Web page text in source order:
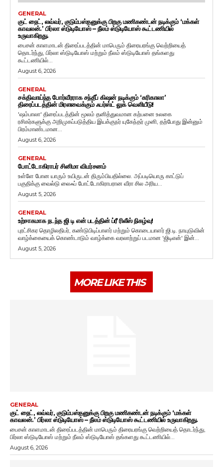
GENERAL
குட் நைட், லவ்வர், குடும்பஸ்தனுக்கு பிறகு மணிகண்டன் நடிக்கும் ‘மக்கள்
காவலன்.’ பிர்லா ஸ்டுடியோஸ் – நீலம் ஸ்டுடியோஸ் கூட்டணியில்
உருவாகிறது.
பைசன் காளமாடன் திரைப்படத்தின் மாபெரும் திரையரங்கு வெற்றியைத்
தொடர்ந்து, பிர்லா ஸ்டுடியோஸ் மற்றும் நீலம் ஸ்டுடியோஸ் தங்களது
கூட்டணியில்...
August 6, 2026
GENERAL
சக்திவாய்ந்த போர்வீரராக சந்தீப் கிஷன் நடிக்கும் ‘கரிகாலா’
திரைப்படத்தின் மிரளவைக்கும் ஃபர்ஸ்ட் லுக் வெளியீடு!
'ஷம்பாலா' திரைப்படத்தின் மூலம் தனித்துவமான கற்பனை உலகை
ரசிகர்களுக்கு அறிமுகப்படுத்திய இயக்குநர் யுகேந்தர் முனி, தற்போது இன்னும்
பிரம்மாண்டமான...
August 6, 2026
GENERAL
போட்டோகிராபர் சினிமா விமர்சனம்
உள்ளே போன யாரும் உயிருடன் திரும்பியதில்லை. அப்படியொரு காட்டுப்
பகுதிக்கு வைல்டு லைஃப் போட்டோகிராபரான வீரா சில அரிய...
August 5, 2026
GENERAL
உற்சாகமாக நடந்த ஜி டி என் படத்தின் ப்ரீ ரிலீஸ் நிகழ்வு!
புரட்சிகர தொழிலதிபர், கண்டுபிடிப்பாளர் மற்றும் கொடையாளர் ஜி.டி. நாயுடுவின்
வாழ்க்கையைக் கொண்டாடும் வாழ்க்கை வரலாற்றுப் படமான 'ஜிடிஎன்' இன்...
August 5, 2026
MORE LIKE THIS
GENERAL
குட் நைட், லவ்வர், குடும்பஸ்தனுக்கு பிறகு மணிகண்டன் நடிக்கும் ‘மக்கள்
காவலன்.’ பிர்லா ஸ்டுடியோஸ் – நீலம் ஸ்டுடியோஸ் கூட்டணியில் உருவாகிறது.
பைசன் காளமாடன் திரைப்படத்தின் மாபெரும் திரையரங்கு வெற்றியைத் தொடர்ந்து,
பிர்லா ஸ்டுடியோஸ் மற்றும் நீலம் ஸ்டுடியோஸ் தங்களது கூட்டணியில்...
August 6, 2026